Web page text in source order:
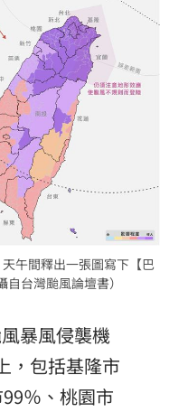
午間釋出一張圖寫下【巴
台灣颱風論壇書）
暴風侵襲機
，包括基隆市
％、桃園市